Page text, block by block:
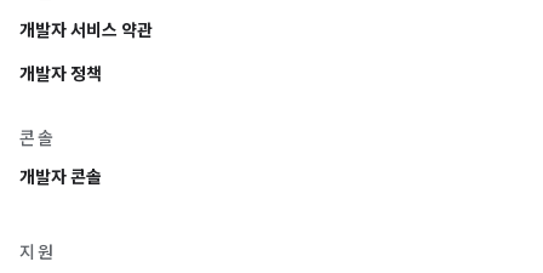
개발자 서비스 약관
개발자 정책
콘솔
개발자 콘솔
지원